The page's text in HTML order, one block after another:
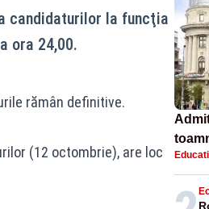
candidaturilor la funcţia
ora 24,00.
rămân definitive.
(12 octombrie), are loc